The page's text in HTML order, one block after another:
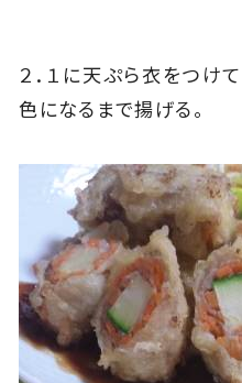
２．１に天ぷら衣をつけ
色になるまで揚げる。